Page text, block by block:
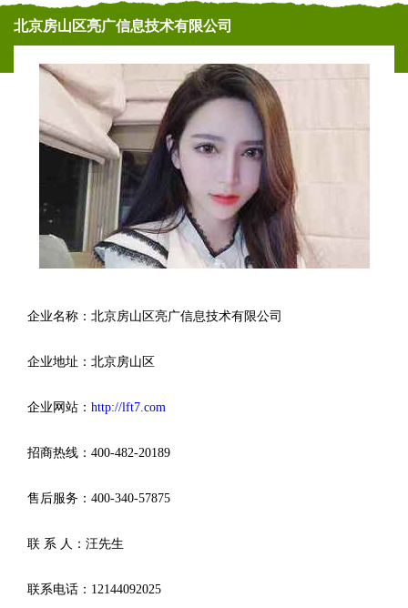
北京房山区亮广信息技术有限公司
企业名称：北京房山区亮广信息技术有限公司
企业地址：北京房山区
企业网站： http://lft7.com
招商热线：400-482-20189
售后服务：400-340-57875
联 系 人：汪先生
联系电话：12144092025